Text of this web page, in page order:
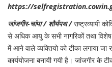
https://
जांजगीर-चांपा / शौर्यपथ / राष्ट्रव्यापी
से अधिक आयु के सभी नागरिकों तथा
में आने वाले व्यक्तियो को टीका लगाया
कार्ययोजना बनायी गयी है। जांजगीर के